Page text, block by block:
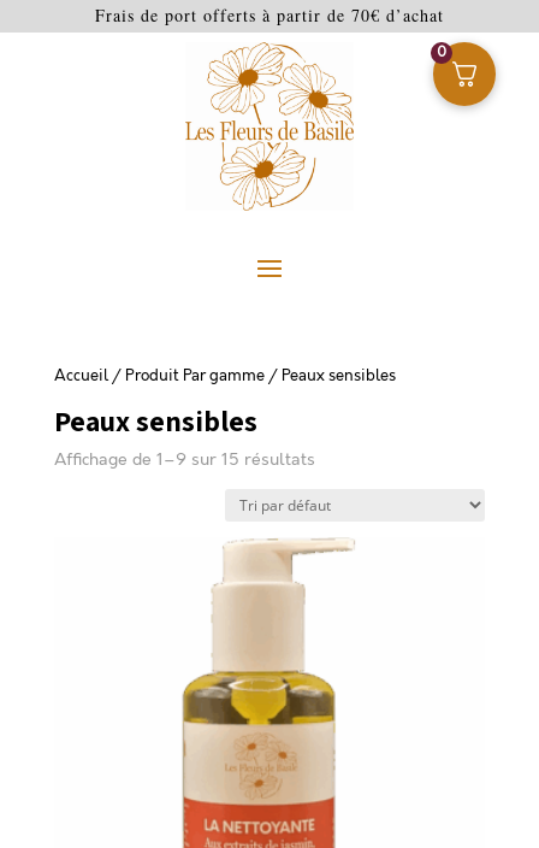
Frais de port offerts à partir de 70€ d’achat
Accueil/ Produit Par gamme / Peaux sensibles
Peaux sensibles
Affichage de 1–9 sur 15 résultats
0